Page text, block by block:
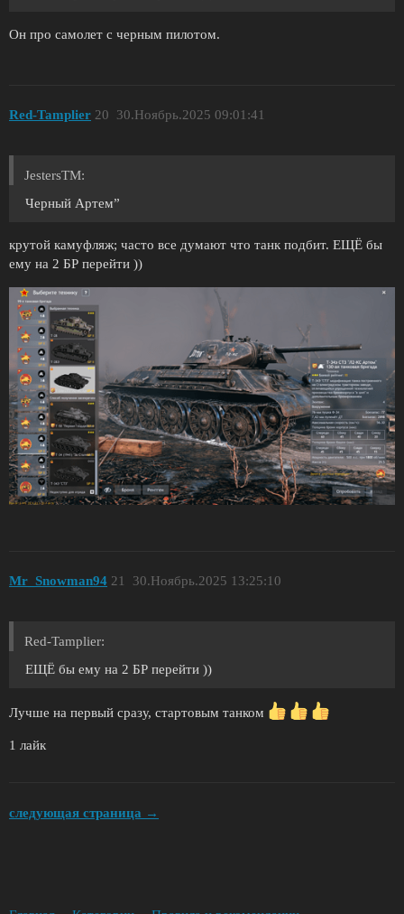
Он про самолет с черным пилотом.
Red-Tamplier 30.Ноябрь.2025 09:01:41
20
JestersTM:
Черный Артем”
крутой камуфляж; часто все думают что танк подбит. ЕЩЁ бы
ему на 2 БР перейти ))
Mr_Snowman94 30.Ноябрь.2025 13:25:10
21
Red-Tamplier:
ЕЩЁ бы ему на 2 БР перейти ))
Лучше на первый сразу, стартовым танком
1 лайк
следующая страница →